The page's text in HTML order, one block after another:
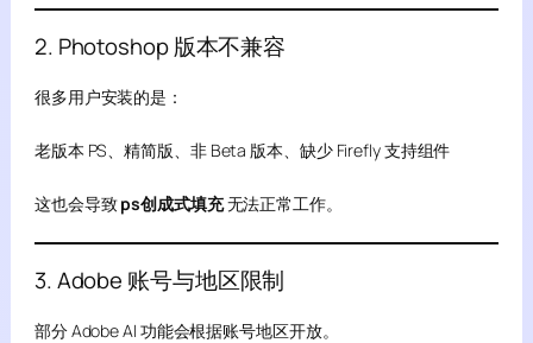
2. Photoshop 版本不兼容
很多用户安装的是：
老版本 PS、精简版、非 Beta 版本、缺少 Firefly 支持组件
这也会导致ps创成式填充无法正常工作。
3. Adobe 账号与地区限制
部分 Adobe AI 功能会根据账号地区开放。